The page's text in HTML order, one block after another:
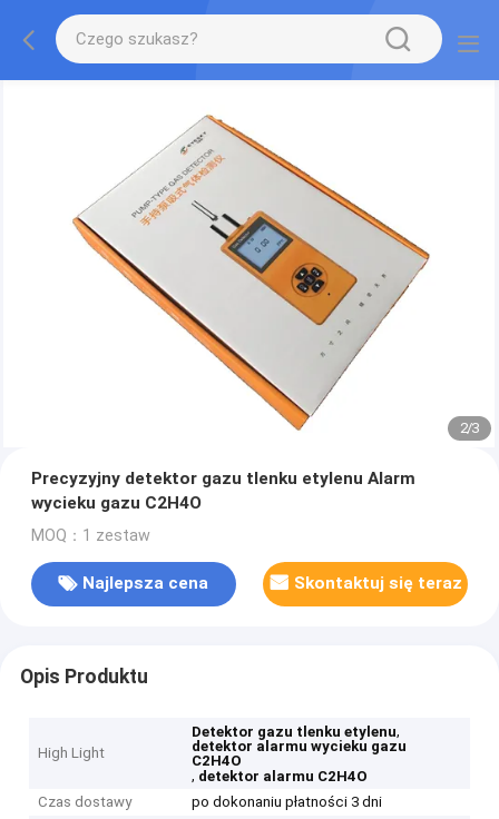
2/3
Precyzyjny detektor gazu tlenku etylenu Alarm
wycieku gazu C2H4O
MOQ：1 zestaw
Najlepsza cena Skontaktuj się teraz
Opis Produktu
High Light
Detektor gazu tlenku etylenu,
detektor alarmu wycieku gazu
C2H4O
, detektor alarmu C2H4O
Czas dostawy
po dokonaniu płatności 3 dni